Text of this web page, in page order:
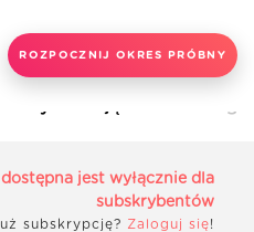
ROZPOCZNIJ OKRES PRÓBNY
dostępna jest wyłącznie dla
subskrybentów
subskrypcję? Zaloguj się!